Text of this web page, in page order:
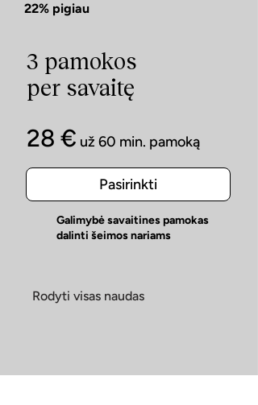
22% pigiau
3 pamokos
per savaitę
28 € už 60 min. pamoką
Pasirinkti
Galimybė savaitines pamokas
dalinti šeimos nariams
Rodyti visas naudas